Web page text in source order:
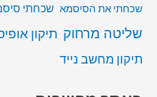
שכחתי את הסיסמא שכחתי
שליטה מרחוק תיקון אופיס
תיקון מחשב נייד